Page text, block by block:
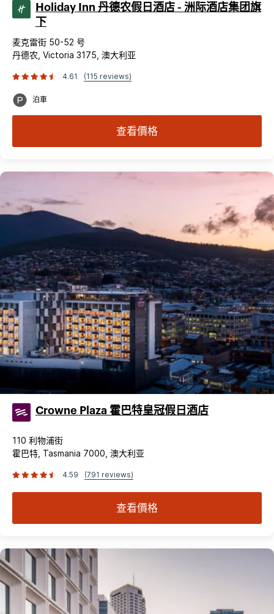
Holiday Inn 丹德农假日酒店 - 洲际酒店集团旗
下
麦克雷街 50-52 号
丹德农, Victoria 3175, 澳大利亚
4.61 (115 reviews)
泊車
查看價格
Crowne Plaza 霍巴特皇冠假日酒店
110 利物浦街
霍巴特, Tasmania 7000, 澳大利亚
4.59 (791 reviews)
查看價格